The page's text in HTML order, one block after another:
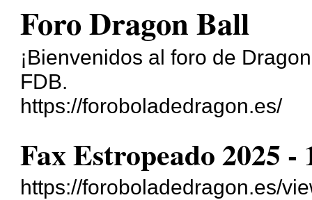
Foro Dragon Ball
¡Bienvenidos al foro de
FDB.
https://foroboladedragon.es/
Fax Estropeado 2025 -
https://foroboladedragon.es/